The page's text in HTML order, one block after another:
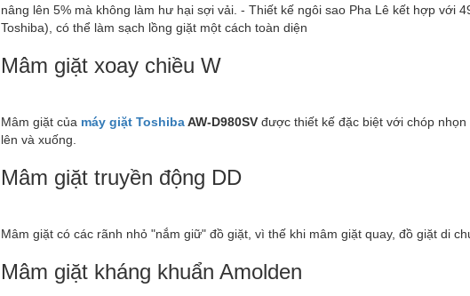
nâng lên 5% mà không làm hư hại sợi vải. - Thiết kế ngôi sao Pha Lê kết hợp với
Toshiba), có thể làm sạch lồng giặt một cách toàn diện
Mâm giặt xoay chiều W
Mâm giặt của máy giặt ToshibaAW-D980SV được thiết kế đặc biệt với chóp
lên và xuống.
Mâm giặt truyền động DD
Mâm giặt có các rãnh nhỏ "nắm giữ" đồ giặt, vì thế khi mâm giặt quay, đồ giặt di
Mâm giặt kháng khuẩn Amolden